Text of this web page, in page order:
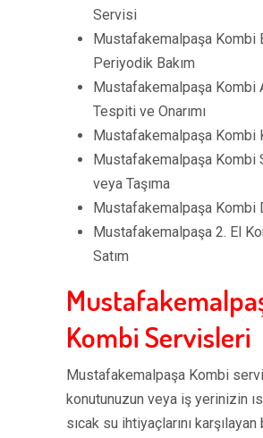
Servisi
Mustafakemalpaşa Kombi
Periyodik Bakım
Mustafakemalpaşa Kombi
Tespiti ve Onarımı
Mustafakemalpaşa Kombi
Mustafakemalpaşa Kombi
veya Taşıma
Mustafakemalpaşa Kombi
Mustafakemalpaşa 2. El
Satım
Kombi Servisleri
Mustafakemalpaşa Kombi
konutunuzun veya iş yerinizin
sıcak su ihtiyaçlarını